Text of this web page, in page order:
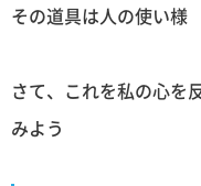
その道具は人の使い様
さて、これを私の心を
みよう